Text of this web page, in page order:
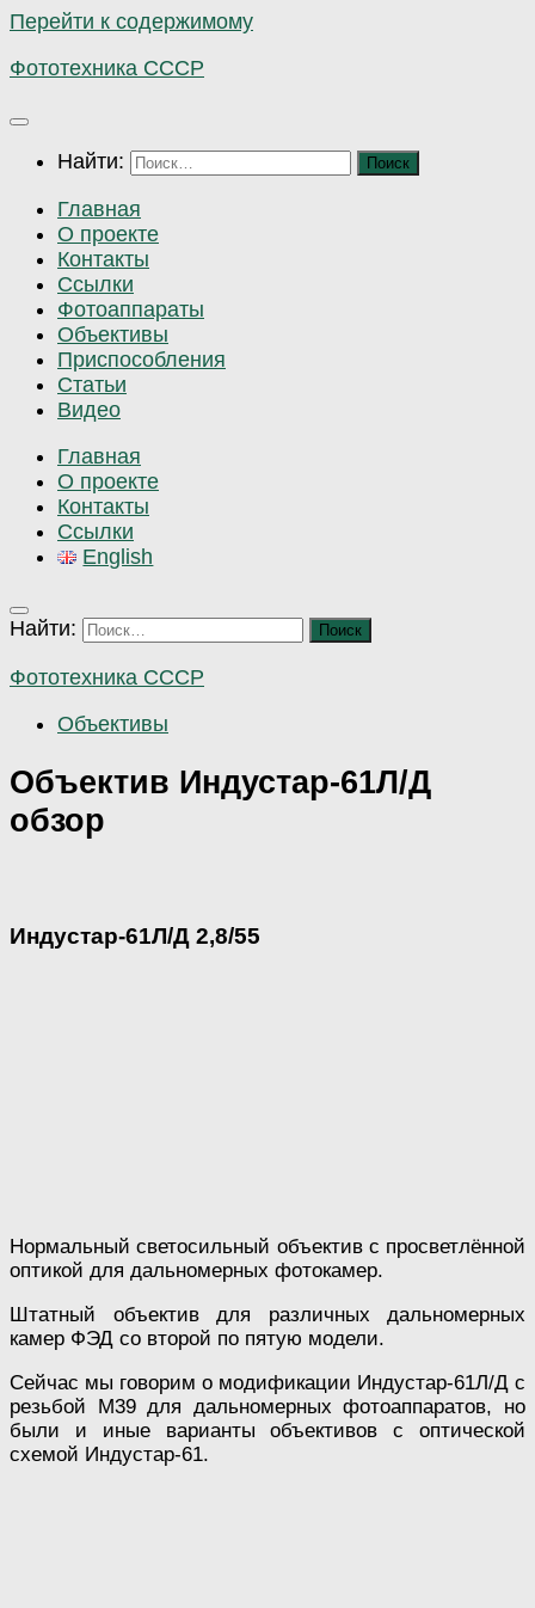
Перейти к содержимому
Фототехника СССР
Найти:
Главная
О проекте
Контакты
Ссылки
Фотоаппараты
Объективы
Приспособления
Статьи
Видео
Главная
О проекте
Контакты
Ссылки
English
Найти:
Фототехника СССР
Объективы
Объектив Индустар-61Л/Д
обзор
Индустар-61Л/Д 2,8/55
Нормальный светосильный объектив с просветлённой
оптикой для дальномерных фотокамер.
Штатный объектив для различных дальномерных
камер ФЭД со второй по пятую модели.
Сейчас мы говорим о модификации Индустар-61Л/Д с
резьбой М39 для дальномерных фотоаппаратов, но
были и иные варианты объективов с оптической
схемой Индустар-61.